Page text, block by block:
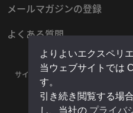
メールマガジンの登録
よくある質問
サイトマップ プライバシーポリ
販売店様
よりよいエクスペリ
当ウェブサイトでは
す。
引き続き閲覧する場
し、当社の プライバ